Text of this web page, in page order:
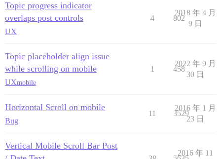
Topic progress indicator
overlaps post controls
UX
4 802
2018 年 4 月
9 日
Topic placeholder align issue
while scrolling on mobile
UXmobile
1 458
2022 年 9 月
30 日
Horizontal Scroll on mobile
Bug
11 3529
2016 年 1 月
23 日
Vertical Mobile Scroll Bar Post
2016 年 11